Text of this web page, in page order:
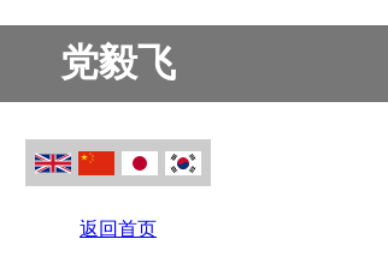
党毅飞
返回首页